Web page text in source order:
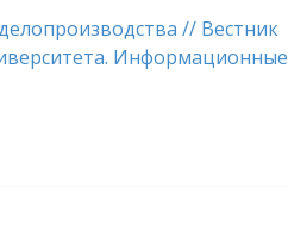
// Вестник
Информационные